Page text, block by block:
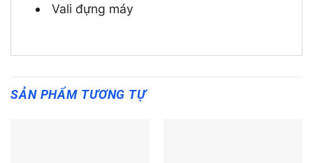
Vali đựng máy
SẢN PHẨM TƯƠNG TỰ